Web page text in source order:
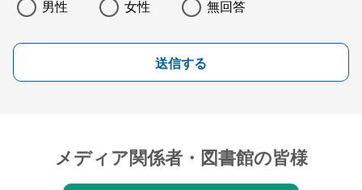
男性 女性 無回答
送信する
メディア関係者・図書館の皆様